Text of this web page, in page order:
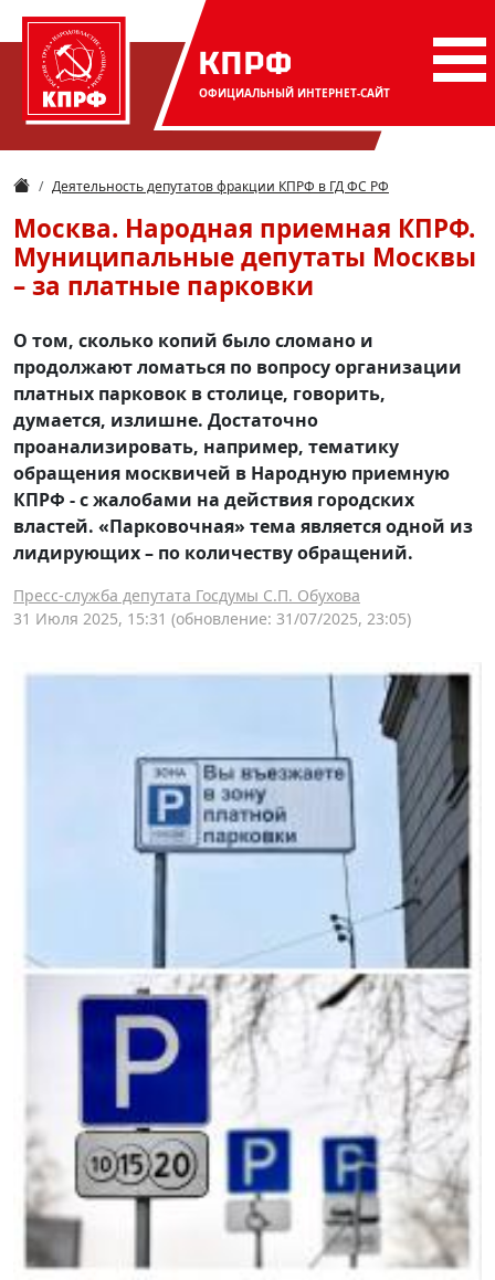
КПРФ
ОФИЦИАЛЬНЫЙ ИНТЕРНЕТ-САЙТ
Деятельность депутатов фракции КПРФ в ГД ФС РФ
Москва. Народная приемная КПРФ.
Муниципальные депутаты Москвы
– за платные парковки
О том, сколько копий было сломано и
продолжают ломаться по вопросу организации
платных парковок в столице, говорить,
думается, излишне. Достаточно
проанализировать, например, тематику
обращения москвичей в Народную приемную
КПРФ - с жалобами на действия городских
властей. «Парковочная» тема является одной из
лидирующих – по количеству обращений.
Пресс-служба депутата Госдумы С.П. Обухова
31 Июля 2025, 15:31 (обновление: 31/07/2025, 23:05)